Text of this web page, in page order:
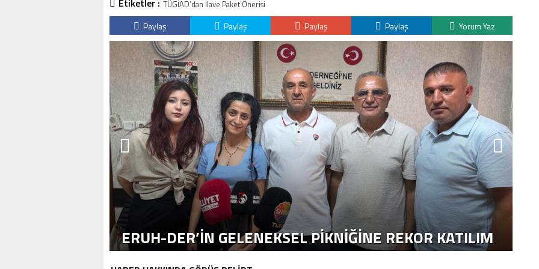
Etiketler : TÜGİAD’dan İlave Paket Önerisi
Paylaş Paylaş Paylaş Paylaş Yorum Yaz
ERUH-DER’IN GELENEKSEL PIKNIĞINE REKOR KATILIM